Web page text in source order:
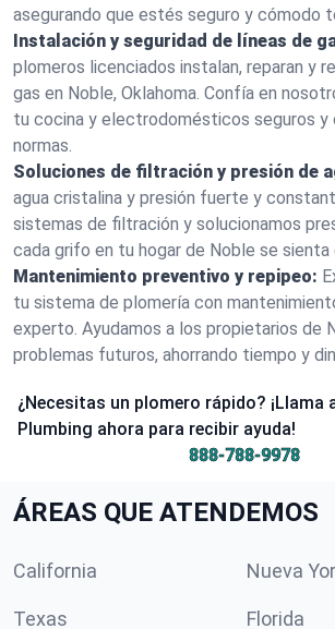
asegurando que estés seguro y cómodo
Instalación y seguridad de líneas de
plomeros licenciados instalan, reparan y
gas en Noble, Oklahoma. Confía en
tu cocina y electrodomésticos seguros y
normas.
Soluciones de filtración y presión de
agua cristalina y presión fuerte y
sistemas de filtración y solucionamos
cada grifo en tu hogar de Noble se sienta
Mantenimiento preventivo y repipeo:
tu sistema de plomería con
experto. Ayudamos a los propietarios de
problemas futuros, ahorrando tiempo y
¿Necesitas un plomero rápido? ¡Llama
Plumbing ahora para recibir ayuda!
888-788-9978
ÁREAS QUE ATENDEMOS
California Nueva
Texas Florida